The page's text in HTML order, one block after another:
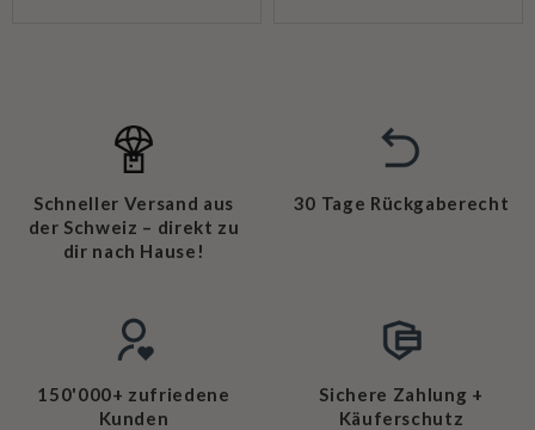
Schneller Versand aus
der Schweiz – direkt zu
dir nach Hause!
30 Tage Rückgaberecht
150'000+ zufriedene
Kunden
Sichere Zahlung +
Käuferschutz